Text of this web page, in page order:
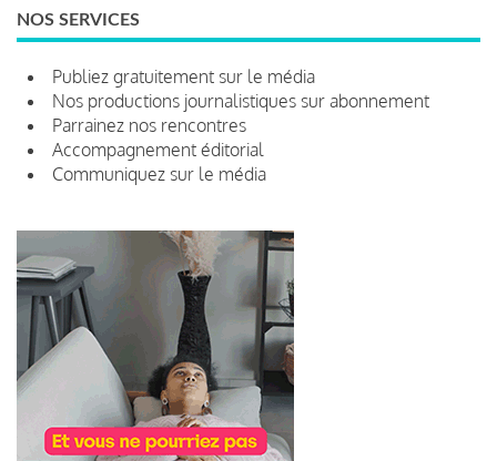
NOS SERVICES
Publiez gratuitement sur le média
Nos productions journalistiques sur abonnement
Parrainez nos rencontres
Accompagnement éditorial
Communiquez sur le média